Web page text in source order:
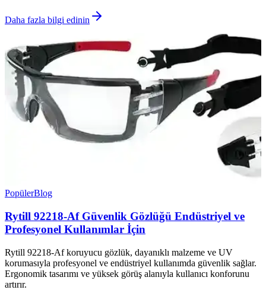
Daha fazla bilgi edinin
PopülerBlog
Rytill 92218-Af Güvenlik Gözlüğü Endüstriyel ve
Profesyonel Kullanımlar İçin
Rytill 92218-Af koruyucu gözlük, dayanıklı malzeme ve UV
korumasıyla profesyonel ve endüstriyel kullanımda güvenlik sağlar.
Ergonomik tasarımı ve yüksek görüş alanıyla kullanıcı konforunu
artırır.